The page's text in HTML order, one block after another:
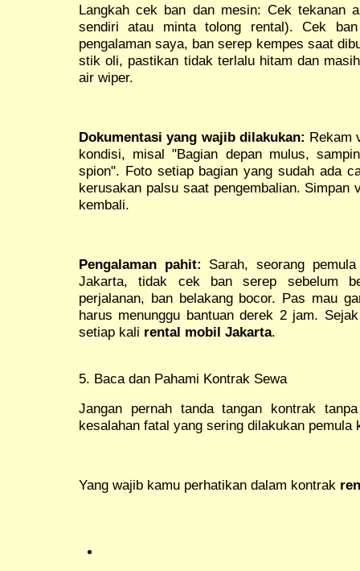
Langkah cek ban dan mesin: Cek tekanan
sendiri atau minta tolong rental). Cek
pengalaman saya, ban serep kempes saat
stik oli, pastikan tidak terlalu hitam dan
air wiper.
Dokumentasi yang wajib dilakukan: Rekam
kondisi, misal "Bagian depan mulus,
spion". Foto setiap bagian yang sudah ada
kerusakan palsu saat pengembalian.
kembali.
Pengalaman pahit: Sarah, seorang
Jakarta, tidak cek ban serep sebelum
perjalanan, ban belakang bocor. Pas mau
harus menunggu bantuan derek 2 jam.
setiap kali rental mobil Jakarta.
5. Baca dan Pahami Kontrak Sewa
Jangan pernah tanda tangan kontrak
kesalahan fatal yang sering dilakukan pemula
Yang wajib kamu perhatikan dalam kontrak